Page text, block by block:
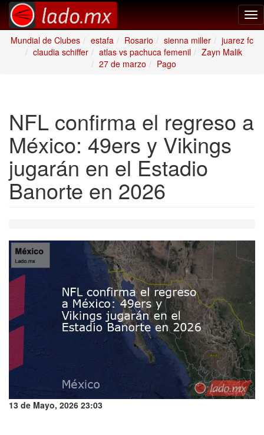
Mundial de Clubes
estafa Rosario sienna miller
juarez fc
claudia schiffer
atlas vs pachuca femenil
Zayn Malik
27 de marzo
Pago
NFL confirma el regreso a
México: 49ers y Vikings
jugarán en el Estadio
Banorte en 2026
13 de Mayo, 2026 23:03